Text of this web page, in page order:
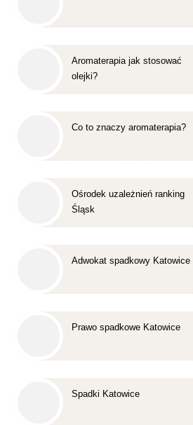
Aromaterapia jak stosować
olejki?
Co to znaczy aromaterapia?
Ośrodek uzależnień ranking
Śląsk
Adwokat spadkowy Katowice
Prawo spadkowe Katowice
Spadki Katowice